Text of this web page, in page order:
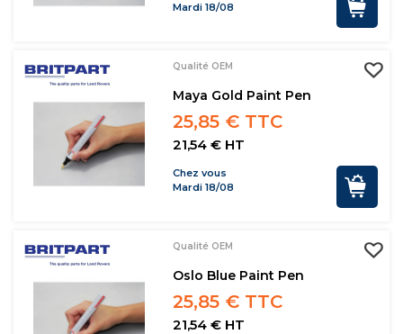
Mardi 18/08
Qualité OEM
Maya Gold Paint Pen
25,85 € TTC
21,54 € HT
Chez vous
Mardi 18/08
Qualité OEM
Oslo Blue Paint Pen
25,85 € TTC
21,54 € HT